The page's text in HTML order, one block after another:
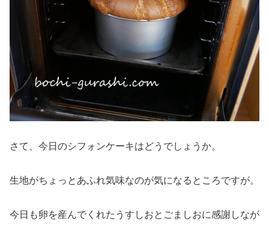
さて、今日のシフォンケーキはどうでしょうか。
生地がちょっとあふれ気味なのが気になるところですが。
今日も卵を産んでくれたうすしおとごましおに感謝しなが